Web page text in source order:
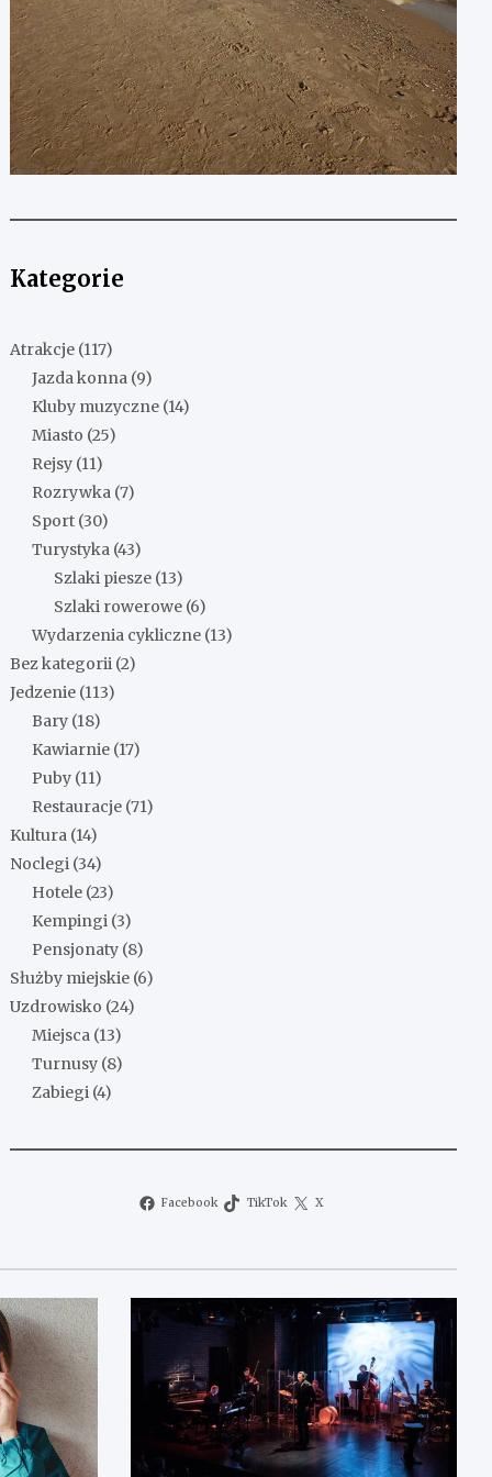
Kategorie
Atrakcje (117)
Jazda konna (9)
Kluby muzyczne (14)
Miasto (25)
Rejsy (11)
Rozrywka (7)
Sport (30)
Turystyka (43)
Szlaki piesze (13)
Szlaki rowerowe (6)
Wydarzenia cykliczne (13)
Bez kategorii (2)
Jedzenie (113)
Bary (18)
Kawiarnie (17)
Puby (11)
Restauracje (71)
Kultura (14)
Noclegi (34)
Hotele (23)
Kempingi (3)
Pensjonaty (8)
Służby miejskie (6)
Uzdrowisko (24)
Miejsca (13)
Turnusy (8)
Zabiegi (4)
Facebook TikTok X